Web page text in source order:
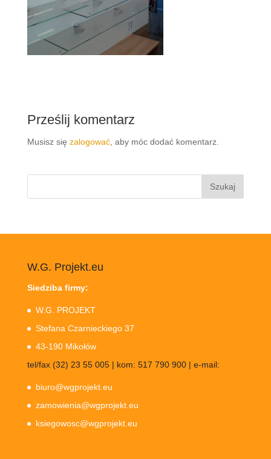
Prześlij komentarz
Musisz się zalogować, aby móc dodać komentarz.
Szukaj:
W.G. Projekt.eu
Siedziba firmy:
W.G. PROJEKT
Stefana Czarnieckiego 37
43-190 Mikołów
tel/fax (32) 23 55 005 | kom: 517 790 900 | e-mail:
biuro@wgprojekt.eu
zamowienia@wgprojekt.eu
ksiegowosc@wgprojekt.eu